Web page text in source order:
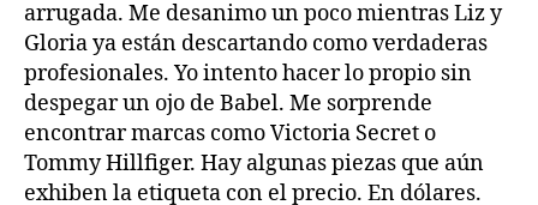
arrugada. Me desanimo un poco mientras Liz y
Gloria ya están descartando como verdaderas
profesionales. Yo intento hacer lo propio sin
despegar un ojo de Babel. Me sorprende
encontrar marcas como Victoria Secret o
Tommy Hillfiger. Hay algunas piezas que aún
exhiben la etiqueta con el precio. En dólares.